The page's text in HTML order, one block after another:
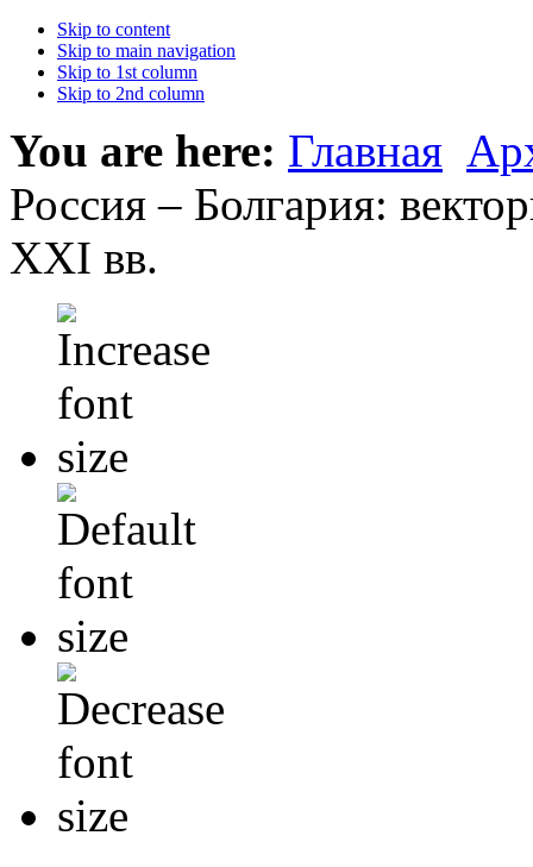
Skip to content
Skip to main navigation
Skip to 1st column
Skip to 2nd column
You are here: Главная
Россия – Болгария:
ХХI вв.